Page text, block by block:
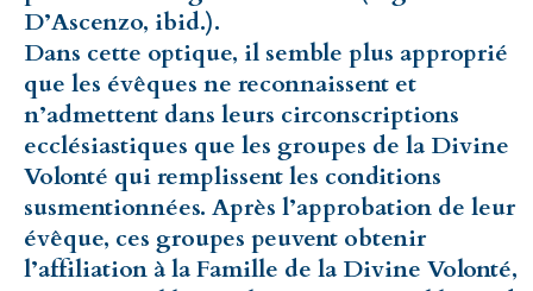
D’Ascenzo, ibid.).
Dans cette optique, il semble plus approprié
que les évêques ne reconnaissent et
n’admettent dans leurs circonscriptions
ecclésiastiques que les groupes de la Divine
Volonté qui remplissent les conditions
susmentionnées. Après l’approbation de leur
évêque, ces groupes peuvent obtenir
l’affiliation à la Famille de la Divine Volonté,